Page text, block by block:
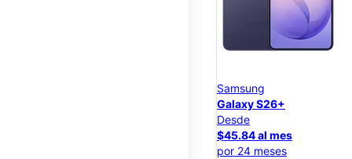
Samsung
Galaxy S26+
Desde
$45.84 al mes
por 24 meses